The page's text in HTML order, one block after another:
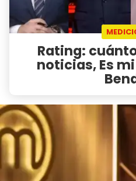
Rating:
noticias, Es